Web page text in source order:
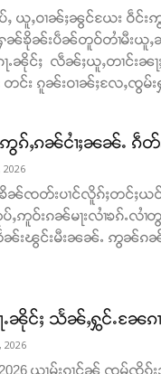
ႇဝၢၼ်ႈၼွင်ယႄး ဝဵင်းဢွင်
ႁၼ်ၶိုၼ်းပဵၼ်တူဝ်တၢႆမီးယူႇၼႂ်
ၼိုင်ႈ လဵၼ်ႈယူႇတၢင်းၼႃႈ
တင်း ၵူၼ်းဝၢၼ်ႈလႄႇၸွမ်
ဢွၵ်ႇၵၼ်ငၢႆႈၼၼ်ႉ ၵဵ
2026
ၼ်ၸတ်းပၢင်လိူၵ်ႈတင်ႈယဝ်
ႇဢူဝ်းၵၼ်မႃးလၢႆၶၵ်ႉလ
းၽွင်းမီးၼၼ်ႉ ဢွၼ်ၵၼ်
ၼိုင်ႈ သႅၼ်ႇႁွင်ႉၼႄၵ
2026
ယၢမ်းၵၢင်ၼႂ် ၸွမ်ၸိၵ်